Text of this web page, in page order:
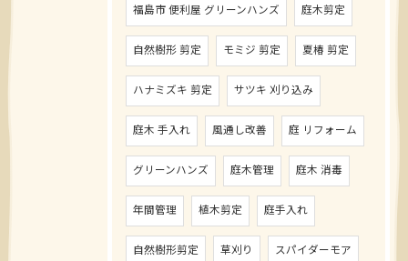
福島市 便利屋 グリーンハンズ 庭木剪定
自然樹形 剪定 モミジ 剪定 夏椿 剪定
ハナミズキ 剪定 サツキ 刈り込み
庭木 手入れ 風通し改善 庭 リフォーム
グリーンハンズ 庭木管理 庭木 消毒
年間管理 植木剪定 庭手入れ
自然樹形剪定 草刈り スパイダーモア